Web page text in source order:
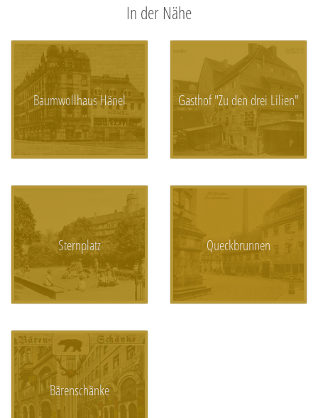
In der Nähe
Baumwollhaus Hänel Gasthof "Zu den drei Lilien"
Sternplatz Queckbrunnen
Bärenschänke